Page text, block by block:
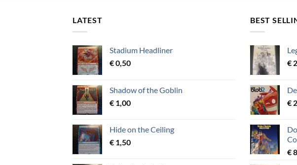
LATEST
Stadium Headliner
€0,50
Shadow of the Goblin
€ 1,00
Hide on the Ceiling
€ 1,50
BEST
€
€
€